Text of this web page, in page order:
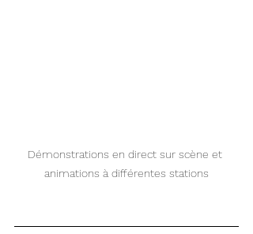
Démonstrations en direct sur scène et
animations à différentes stations